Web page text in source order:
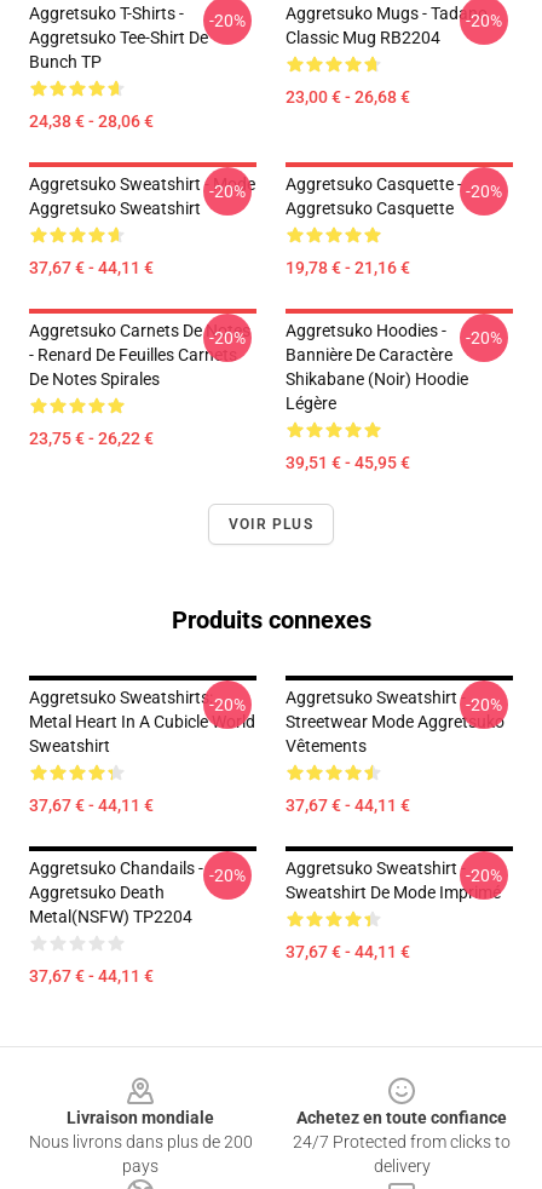
Aggretsuko T-Shirts -
Aggretsuko Tee-Shirt De
Bunch TP
24,38 € - 28,06 €
-20%
Aggretsuko Mugs - Tadano
Classic Mug RB2204
23,00 € - 26,68 €
-20%
Aggretsuko Sweatshirt - Mode
Aggretsuko Sweatshirt
37,67 € - 44,11 €
-20%
Aggretsuko Casquette -
Aggretsuko Casquette
19,78 € - 21,16 €
-20%
Aggretsuko Carnets De Notes
- Renard De Feuilles Carnets
De Notes Spirales
23,75 € - 26,22 €
-20%
Aggretsuko Hoodies -
Bannière De Caractère
Shikabane (noir) Hoodie
Légère
39,51 € - 45,95 €
-20%
VOIR PLUS
Produits connexes
Aggretsuko Sweatshirts:
Metal Heart In A Cubicle World
Sweatshirt
37,67 € - 44,11 €
-20%
Aggretsuko Sweatshirt -
Streetwear Mode Aggretsuko
Vêtements
37,67 € - 44,11 €
-20%
Aggretsuko Chandails -
Aggretsuko Death
Metal(NSFW) TP2204
37,67 € - 44,11 €
-20%
Aggretsuko Sweatshirt -
Sweatshirt De Mode Imprimé
37,67 € - 44,11 €
-20%
Livraison mondiale
Nous livrons dans plus de 200
pays
Achetez en toute confiance
24/7 Protected from clicks to
delivery